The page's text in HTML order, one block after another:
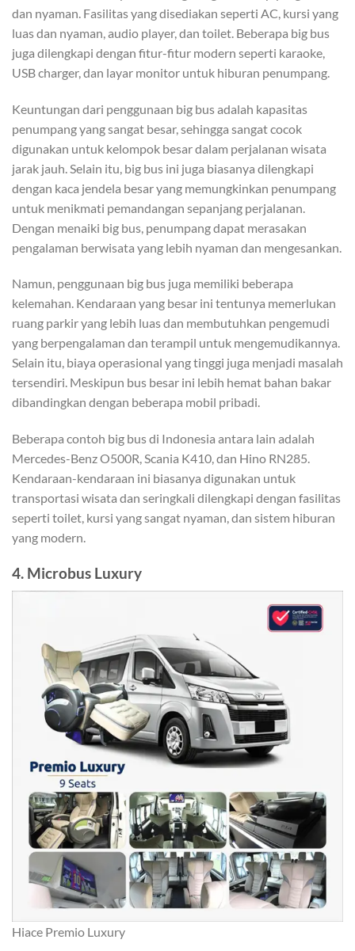
dan nyaman. Fasilitas yang disediakan seperti AC, kursi yang
luas dan nyaman, audio player, dan toilet. Beberapa big bus
juga dilengkapi dengan fitur-fitur modern seperti karaoke,
USB charger, dan layar monitor untuk hiburan penumpang.
Keuntungan dari penggunaan big bus adalah kapasitas
penumpang yang sangat besar, sehingga sangat cocok
digunakan untuk kelompok besar dalam perjalanan wisata
jarak jauh. Selain itu, big bus ini juga biasanya dilengkapi
dengan kaca jendela besar yang memungkinkan penumpang
untuk menikmati pemandangan sepanjang perjalanan.
Dengan menaiki big bus, penumpang dapat merasakan
pengalaman berwisata yang lebih nyaman dan mengesankan.
Namun, penggunaan big bus juga memiliki beberapa
kelemahan. Kendaraan yang besar ini tentunya memerlukan
ruang parkir yang lebih luas dan membutuhkan pengemudi
yang berpengalaman dan terampil untuk mengemudikannya.
Selain itu, biaya operasional yang tinggi juga menjadi masalah
tersendiri. Meskipun bus besar ini lebih hemat bahan bakar
dibandingkan dengan beberapa mobil pribadi.
Beberapa contoh big bus di Indonesia antara lain adalah
Mercedes-Benz O500R, Scania K410, dan Hino RN285.
Kendaraan-kendaraan ini biasanya digunakan untuk
transportasi wisata dan seringkali dilengkapi dengan fasilitas
seperti toilet, kursi yang sangat nyaman, dan sistem hiburan
yang modern.
4. Microbus Luxury
Hiace Premio Luxury